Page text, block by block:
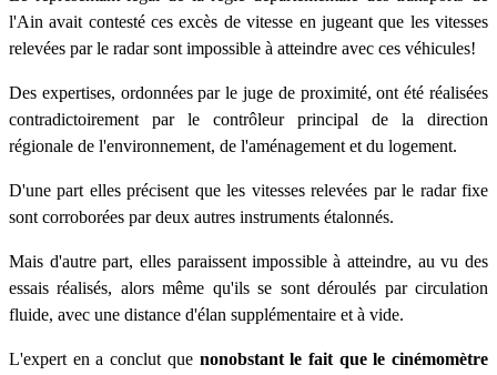
l'Ain avait contesté ces excès de vitesse en jugeant que les vitesses
relevées par le radar sont impossible à atteindre avec ces véhicules!
Des expertises, ordonnées par le juge de proximité, ont été réalisées
contradictoirement par le contrôleur principal de la direction
régionale de l'environnement, de l'aménagement et du logement.
D'une part elles précisent que les vitesses relevées par le radar fixe
sont corroborées par deux autres instruments étalonnés.
Mais d'autre part, elles paraissent impossible à atteindre, au vu des
essais réalisés, alors même qu'ils se sont déroulés par circulation
fluide, avec une distance d'élan supplémentaire et à vide.
L'expert en a conclut que nonobstant le fait que le cinémomètre